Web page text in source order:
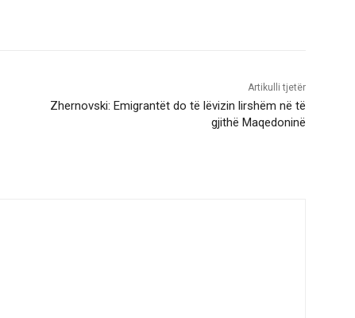
Artikulli tjetër
Zhernovski: Emigrantët do të lëvizin lirshëm në të
gjithë Maqedoninë